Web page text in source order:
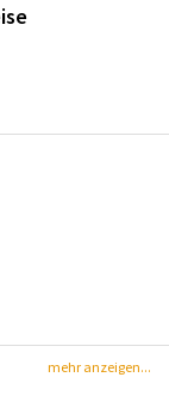
mehr anzeigen...